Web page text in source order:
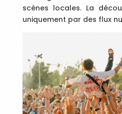
scènes locales. La
uniquement par des flux